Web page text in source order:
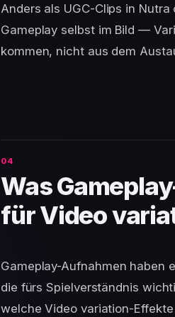
Anders als UGC-Clips in
Gameplay selbst im Bild —
kommen, nicht aus dem
Was
für Video
Gameplay-Aufnahmen haben
die fürs Spielverständnis
welche Video variation-